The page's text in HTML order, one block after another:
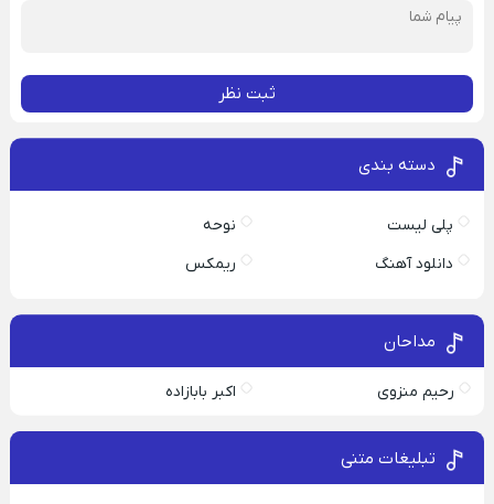
ثبت نظر
دسته بندی
پلی لیست
نوحه
دانلود آهنگ
ریمکس
مداحان
رحیم منزوی اکبر بابازاده
تبلیغات متنی